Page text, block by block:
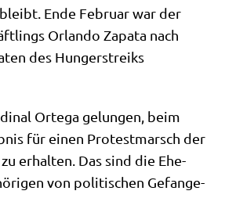
Ende Febru­ar war der
Orlan­do Zapa­ta nach
des Hun­ger­streiks
Orte­ga gelun­gen, beim
für einen Pro­test­marsch der
zu erhal­ten. Das sind die Ehe­
von poli­ti­schen Gefan­ge­